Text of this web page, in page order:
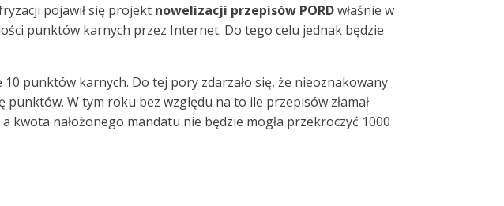
pojawił się projekt nowelizacji przepisów PORDwłaśnie w
punktów karnych przez Internet. Do tego celu jednak będzie
punktów karnych. Do tej pory zdarzało się, że nieoznakowany
W tym roku bez względu na to ile przepisów złamał
kwota nałożonego mandatu nie będzie mogła przekroczyć 1000